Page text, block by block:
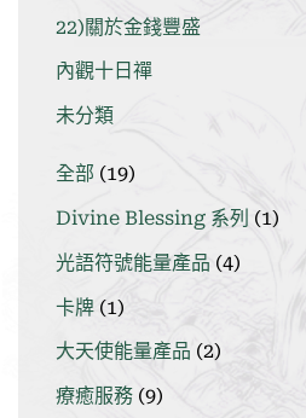
22)關於金錢豐盛
內觀十日禪
未分類
全部 1919
產
品
Divine Blessing 系列 11
光語符號能量產品 44
卡牌 11
產
品
大天使能量產品 22
療癒服務 99